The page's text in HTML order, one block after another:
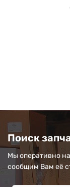
Поиск
Мы оперативно
сообщим Вам её